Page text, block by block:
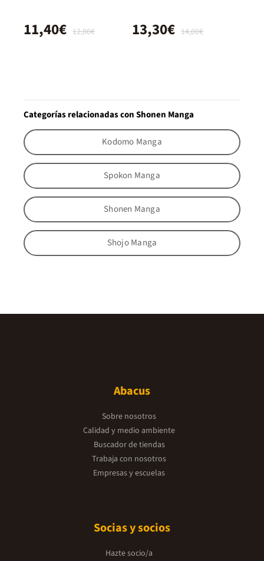
12,00€
11,40€ 14,00€
13,30€
Categorías relacionadas con Shonen Manga
Kodomo Manga
Spokon Manga
Shonen Manga
Shojo Manga
Abacus
Sobre nosotros
Calidad y medio ambiente
Buscador de tiendas
Trabaja con nosotros
Empresas y escuelas
Socias y socios
Hazte socio/a